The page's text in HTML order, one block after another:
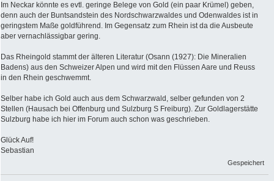
Im Neckar könnte es evtl. geringe Belege von Gold (ein paar Krümel) geben,
denn auch der Buntsandstein des Nordschwarzwaldes und Odenwaldes ist in
geringstem Maße goldführend. Im Gegensatz zum Rhein ist da die Ausbeute
aber vernachlässigbar gering.
Das Rheingold stammt der älteren Literatur (Osann (1927): Die Mineralien
Badens) aus den Schweizer Alpen und wird mit den Flüssen Aare und Reuss
in den Rhein geschwemmt.
Selber habe ich Gold auch aus dem Schwarzwald, selber gefunden von 2
Stellen (Hausach bei Offenburg und Sulzburg S Freiburg). Zur Goldlagerstätte
Sulzburg habe ich hier im Forum auch schon was geschrieben.
Glück Auf!
Sebastian
Gespeichert